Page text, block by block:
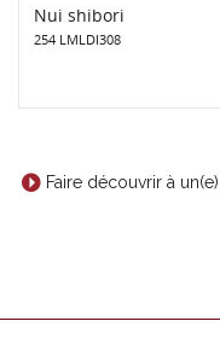
Nui shibori
254 LMLDI308
Faire découvrir à